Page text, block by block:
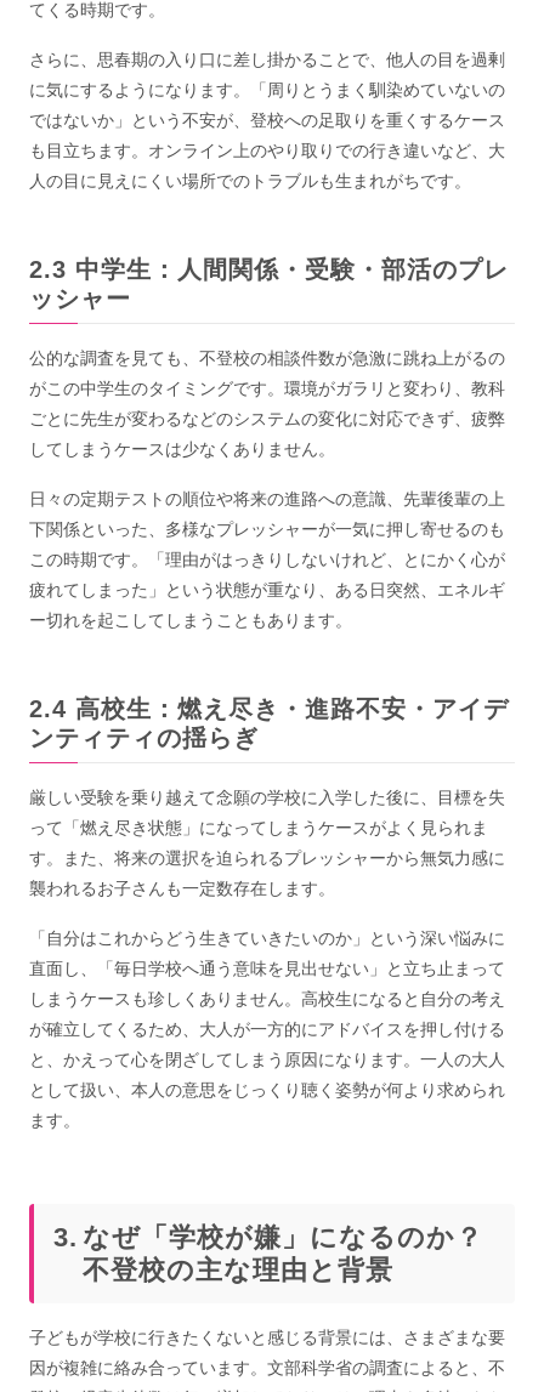
てくる時期です。
さらに、思春期の入り口に差し掛かることで、他人の目を過剰
に気にするようになります。「周りとうまく馴染めていないの
ではないか」という不安が、登校への足取りを重くするケース
も目立ちます。オンライン上のやり取りでの行き違いなど、大
人の目に見えにくい場所でのトラブルも生まれがちです。
中学生：人間関係・受験・部活のプレ
ッシャー
公的な調査を見ても、不登校の相談件数が急激に跳ね上がるの
がこの中学生のタイミングです。環境がガラリと変わり、教科
ごとに先生が変わるなどのシステムの変化に対応できず、疲弊
してしまうケースは少なくありません。
日々の定期テストの順位や将来の進路への意識、先輩後輩の上
下関係といった、多様なプレッシャーが一気に押し寄せるのも
この時期です。「理由がはっきりしないけれど、とにかく心が
疲れてしまった」という状態が重なり、ある日突然、エネルギ
ー切れを起こしてしまうこともあります。
高校生：燃え尽き・進路不安・アイデ
ンティティの揺らぎ
厳しい受験を乗り越えて念願の学校に入学した後に、目標を失
って「燃え尽き状態」になってしまうケースがよく見られま
す。また、将来の選択を迫られるプレッシャーから無気力感に
襲われるお子さんも一定数存在します。
「自分はこれからどう生きていきたいのか」という深い悩みに
直面し、「毎日学校へ通う意味を見出せない」と立ち止まって
しまうケースも珍しくありません。高校生になると自分の考え
が確立してくるため、大人が一方的にアドバイスを押し付ける
と、かえって心を閉ざしてしまう原因になります。一人の大人
として扱い、本人の意思をじっくり聴く姿勢が何より求められ
ます。
なぜ「学校が嫌」になるのか？
不登校の主な理由と背景
子どもが学校に行きたくないと感じる背景には、さまざまな要
因が複雑に絡み合っています。文部科学省の調査によると、不